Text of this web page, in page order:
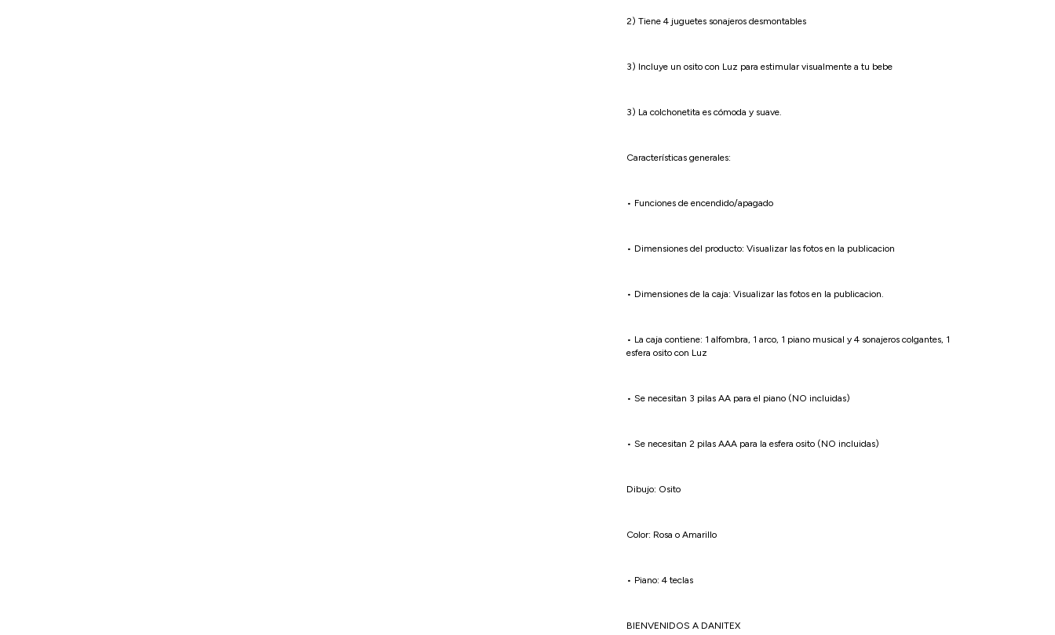
2) Tiene 4 juguetes sonajeros desmontables
3) Incluye un osito con Luz para estimular visualmente a tu bebe
3) La colchonetita es cómoda y suave.
Características generales:
• Funciones de encendido/apagado
• Dimensiones del producto: Visualizar las fotos en la publicacion
• Dimensiones de la caja: Visualizar las fotos en la publicacion.
• La caja contiene: 1 alfombra, 1 arco, 1 piano musical y 4 sonajeros colgantes, 1
esfera osito con Luz
• Se necesitan 3 pilas AA para el piano (NO incluidas)
• Se necesitan 2 pilas AAA para la esfera osito (NO incluidas)
Dibujo: Osito
Color: Rosa o Amarillo
• Piano: 4 teclas
BIENVENIDOS A DANITEX